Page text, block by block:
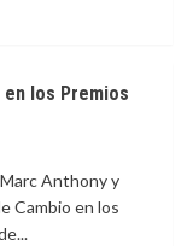
en los Premios
Anthony y
Cambio en los